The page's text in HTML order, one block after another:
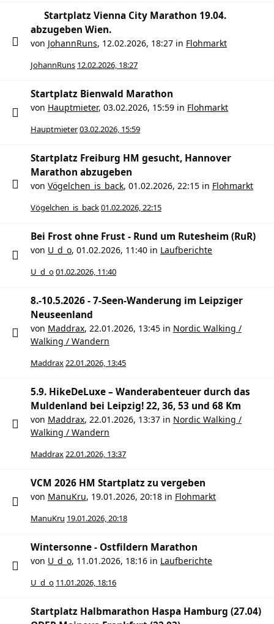
Startplatz Vienna City Marathon 19.04.
abzugeben Wien.
von JohannRuns, 12.02.2026, 18:27 in Flohmarkt
JohannRuns 12.02.2026, 18:27
Startplatz Bienwald Marathon
von Hauptmieter, 03.02.2026, 15:59 in Flohmarkt
Hauptmieter03.02.2026, 15:59
Startplatz Freiburg HM gesucht, Hannover
Marathon abzugeben
von Vögelchen_is_back, 01.02.2026, 22:15 in Flohmarkt
Vögelchen_is_back01.02.2026, 22:15
Bei Frost ohne Frust - Rund um Rutesheim (RuR)
von U_d_o, 01.02.2026, 11:40 in Laufberichte
U_d_o01.02.2026, 11:40
8.-10.5.2026 - 7-Seen-Wanderung im Leipziger
Neuseenland
von Maddrax, 22.01.2026, 13:45 in Nordic Walking /
Walking / Wandern
Maddrax22.01.2026, 13:45
5.9. HikeDeLuxe – Wanderabenteuer durch das
Muldenland bei Leipzig! 22, 36, 53 und 68 Km
von Maddrax, 22.01.2026, 13:37 in Nordic Walking /
Walking / Wandern
Maddrax22.01.2026, 13:37
VCM 2026 HM Startplatz zu vergeben
von ManuKru, 19.01.2026, 20:18 in Flohmarkt
ManuKru 19.01.2026, 20:18
Wintersonne - Ostfildern Marathon
von U_d_o, 11.01.2026, 18:16 in Laufberichte
U_d_o 11.01.2026, 18:16
Startplatz Halbmarathon Haspa Hamburg (27.04)